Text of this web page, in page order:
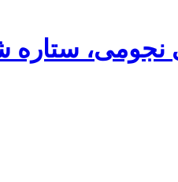
نجومی،